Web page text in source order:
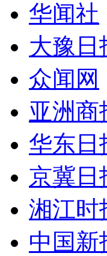
华闻社
大豫日
众闻网
亚洲商
华东日
京冀日
湘江时
中国新